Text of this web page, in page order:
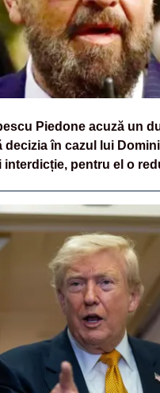
Piedone acuză un
decizia în cazul lui
interdicție, pentru el o